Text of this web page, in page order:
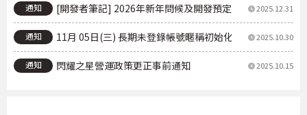
通知 [開發者筆記] 2026年新年問候及開發預定事項通知2025.12.31
通知 11月 05日(三) 長期未登錄帳號暱稱初始化追加進行事前通
2025.10.30
通知 閃耀之星營運政策更正事前通知 2025.10.15